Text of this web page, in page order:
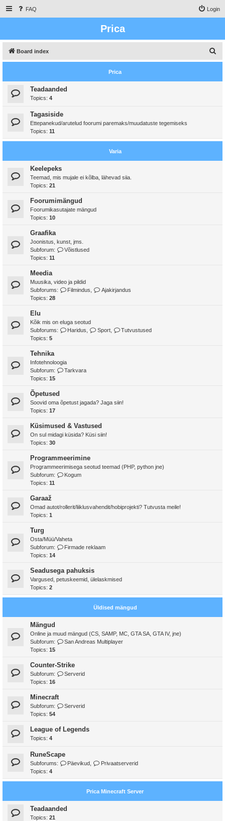
FAQ Login
Prica
Board index
e
Prica
Teadaanded
Topics: 4
Tagasiside
Ettepanekud/arutelud foorumi paremaks/muudatuste tegemiseks
Topics: 11
Varia
Keelepeks
Teemad, mis mujale ei kõlba, lähevad siia.
Topics: 21
Foorumimängud
Foorumikasutajate mängud
Topics: 10
Graafika
Joonistus, kunst, jms.
Subforum:
Võistlused
Topics: 11
Meedia
Muusika, video ja pildid
Subforums:
Filmindus
Ajakirjandus
Topics: 28
Elu
Kõik mis on eluga seotud
Subforums:
Haridus Sport,
Tutvustused
Topics: 5
Tehnika
Infotehnoloogia
Subforum:
Tarkvara
Topics: 15
Õpetused
Soovid oma õpetust jagada? Jaga siin!
Topics: 17
Küsimused & Vastused
On sul midagi küsida? Küsi siin!
Topics: 30
Programmeerimine
Programmeerimisega seotud teemad (PHP, python jne)
Subforum:
Kogum
Topics: 11
Garaaž
Omad autot/rollerit/liiklusvahendit/hobiprojekti? Tutvusta meile!
Topics: 1
Turg
Osta/Müü/Vaheta
Subforum:
Firmade reklaam
Topics: 14
Seadusega pahuksis
Vargused, petuskeemid, ülelaskmised
Topics: 2
Üldised mängud
Mängud
Online ja muud mängud (CS, SAMP, MC, GTA SA, GTA IV, jne)
Subforum:
San Andreas Multiplayer
Topics: 15
Counter-Strike
Subforum:
Serverid
Topics: 16
Minecraft
Subforum:
Serverid
Topics: 54
League of Legends
Topics: 4
RuneScape
Subforums: Päevikud
Privaatserverid
Topics: 4
Prica Minecraft Server
Teadaanded
Topics: 21